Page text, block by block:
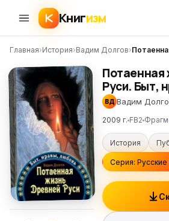
Книгизм
Главная›История›Вадим Долгов›
Потаенная
Руси. Быт,
ВД Вадим
2009 г. FB2
История
Серия: Русские